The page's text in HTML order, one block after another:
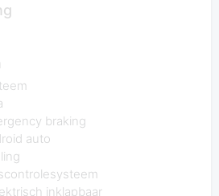
braking
auto
inklapbaar